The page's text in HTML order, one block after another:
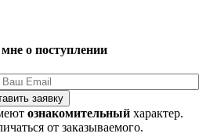
о поступлении
заявку
ознакомительный характер.
от заказываемого.